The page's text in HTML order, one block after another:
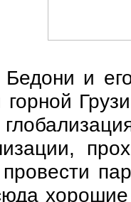
и
горной